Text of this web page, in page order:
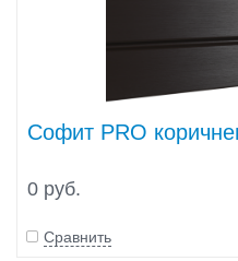
Софит PRO
0 руб.
Сравнить